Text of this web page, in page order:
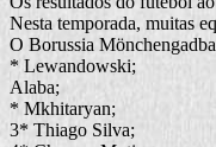
Nesta temporada, muitas
O Borussia
* Lewandowski;
Alaba;
* Mkhitaryan;
3* Thiago Silva;